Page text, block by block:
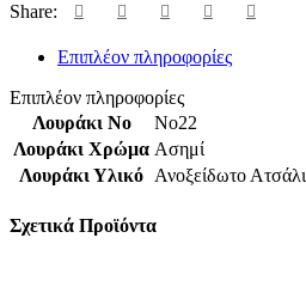
Share:
Επιπλέον πληροφορίες
Επιπλέον πληροφορίες
Λουράκι Νο
No22
Λουράκι Χρώμα Ασημί
Λουράκι Υλικό Ανοξείδωτο Ατσάλι
Σχετικά Προϊόντα